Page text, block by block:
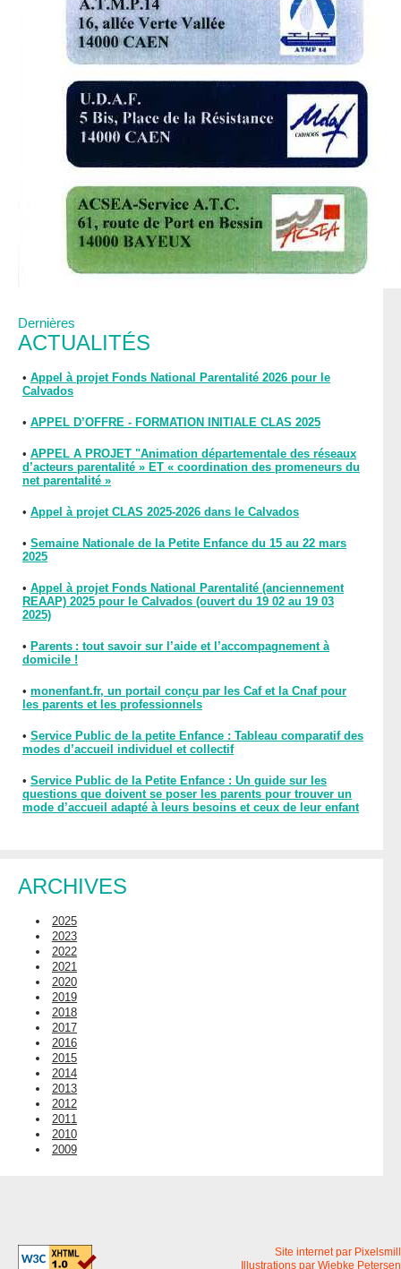
Dernières
ACTUALITÉS
• Appel à projet Fonds National Parentalité 2026 pour le
Calvados
• APPEL D’OFFRE - FORMATION INITIALE CLAS 2025
• APPEL A PROJET "Animation départementale des réseaux
d’acteurs parentalité » ET « coordination des promeneurs du
net parentalité »
• Appel à projet CLAS 2025-2026 dans le Calvados
• Semaine Nationale de la Petite Enfance du 15 au 22 mars
2025
• Appel à projet Fonds National Parentalité (anciennement
REAAP) 2025 pour le Calvados (ouvert du 19 02 au 19 03
2025)
• Parents : tout savoir sur l’aide et l’accompagnement à
domicile !
• monenfant.fr, un portail conçu par les Caf et la Cnaf pour
les parents et les professionnels
• Service Public de la petite Enfance : Tableau comparatif des
modes d’accueil individuel et collectif
• Service Public de la Petite Enfance : Un guide sur les
questions que doivent se poser les parents pour trouver un
mode d’accueil adapté à leurs besoins et ceux de leur enfant
ARCHIVES
2025
2023
2022
2021
2020
2019
2018
2017
2016
2015
2014
2013
2012
2011
2010
2009
Site internet par Pixelsmill
Illustrations par Wiebke Petersen